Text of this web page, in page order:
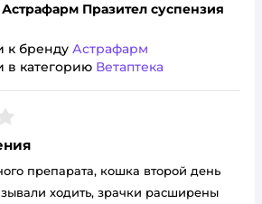
Празител суспензия
к бренду Астрафарм
в категорию Ветаптека
препарата, кошка второй день
ходить, зрачки расширены